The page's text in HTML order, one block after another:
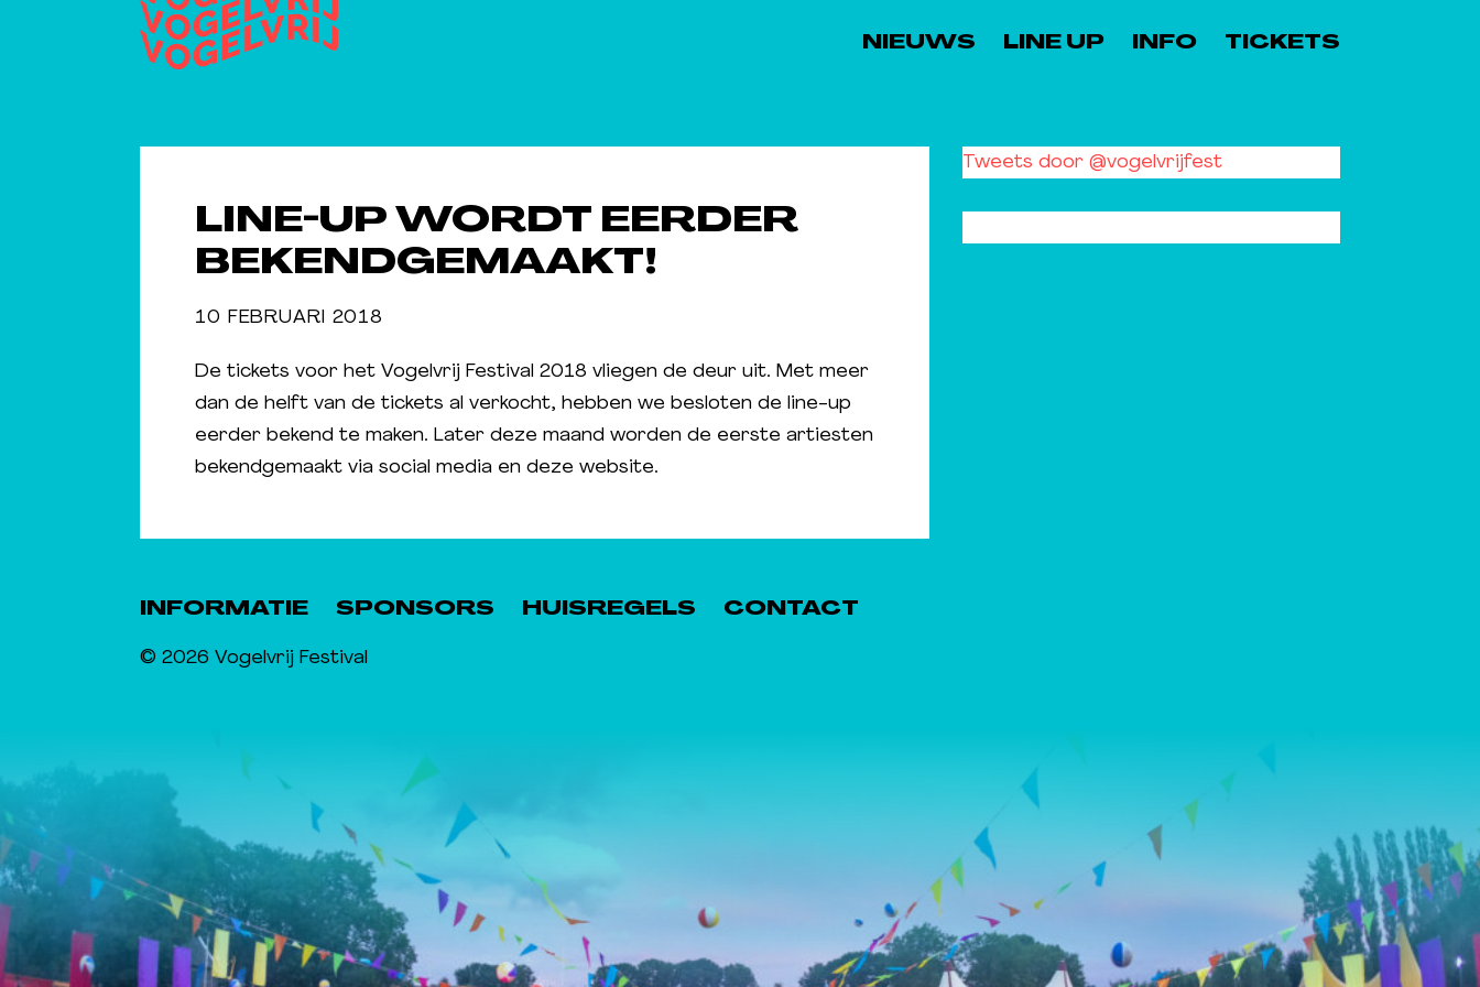
NIEUWS LINE UP INFO TICKETS
LINE-UP WORDT EERDER
BEKENDGEMAAKT!
10 FEBRUARI 2018
De tickets voor het Vogelvrij Festival 2018 vliegen de deur uit. Met meer
dan de helft van de tickets al verkocht, hebben we besloten de line-up
eerder bekend te maken. Later deze maand worden de eerste artiesten
bekendgemaakt via social media en deze website.
Tweets door @vogelvrijfest
INFORMATIE SPONSORS HUISREGELS CONTACT
© 2026 Vogelvrij Festival